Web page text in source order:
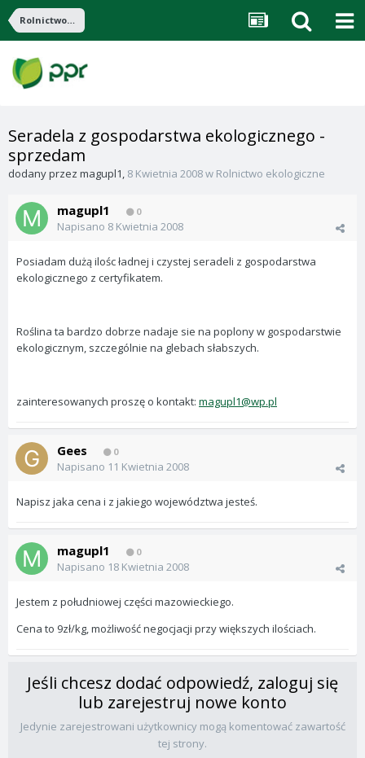
Rolnictwo ekologiczne
Seradela z gospodarstwa ekologicznego -
sprzedam
dodany przez magupl1, 8 Kwietnia 2008w Rolnictwo ekologiczne
magupl1 0
Napisano 8 Kwietnia 2008
Posiadam dużą ilośc ładnej i czystej seradeli z gospodarstwa
ekologicznego z certyfikatem.
Roślina ta bardzo dobrze nadaje sie na poplony w gospodarstwie
ekologicznym, szczególnie na glebach słabszych.
zainteresowanych proszę o kontakt: magupl1@wp.pl
Gees 0
Napisano 11 Kwietnia 2008
Napisz jaka cena i z jakiego województwa jesteś.
magupl1 0
Napisano 18 Kwietnia 2008
Jestem z południowej części mazowieckiego.
Cena to 9zł/kg, możliwość negocjacji przy większych ilościach.
Jeśli chcesz dodać odpowiedź, zaloguj się
lub zarejestruj nowe konto
Jedynie zarejestrowani użytkownicy mogą komentować zawartość
tej strony.